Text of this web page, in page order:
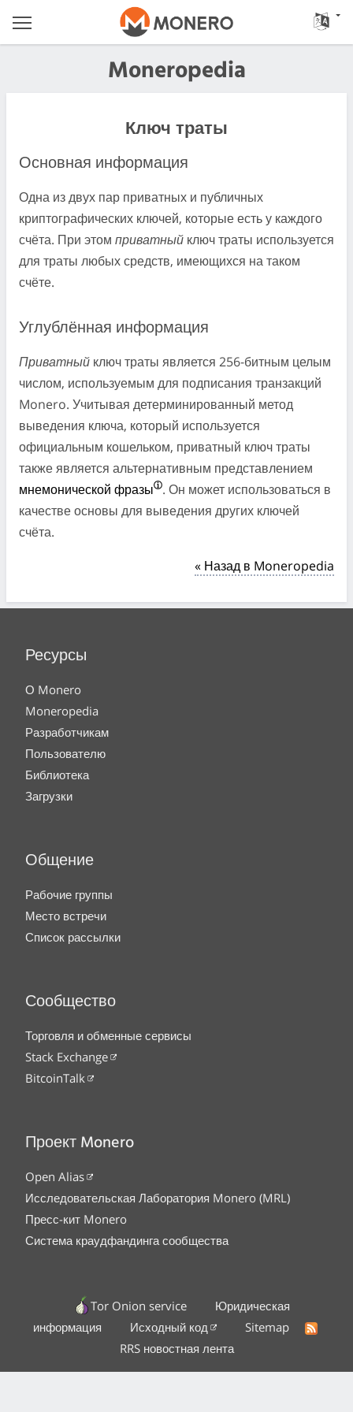
Moneropedia
Ключ траты
Основная информация
Одна из двух пар приватных и публичных
криптографических ключей, которые есть у каждого
счёта. При этом приватный ключ траты используется
для траты любых средств, имеющихся на таком
счёте.
Углублённая информация
Приватный ключ траты является 256-битным целым
числом, используемым для подписания транзакций
Monero. Учитывая детерминированный метод
выведения ключа, который используется
официальным кошельком, приватный ключ траты
также является альтернативным представлением
мнемонической фразы . Он может использоваться в
качестве основы для выведения других ключей
счёта.
« Назад в Moneropedia
Ресурсы
О Monero
Moneropedia
Разработчикам
Пользователю
Библиотека
Загрузки
Общение
Рабочие группы
Место встречи
Список рассылки
Сообщество
Торговля и обменные сервисы
Stack Exchange
BitcoinTalk
Проект Monero
Open Alias
Исследовательская Лаборатория Monero (MRL)
Пресс-кит Monero
Система краудфандинга сообщества
Tor Onion service
Юридическая
информация
Исходный код
Sitemap
RRS новостная лента